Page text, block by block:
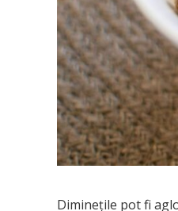
Diminețile pot fi